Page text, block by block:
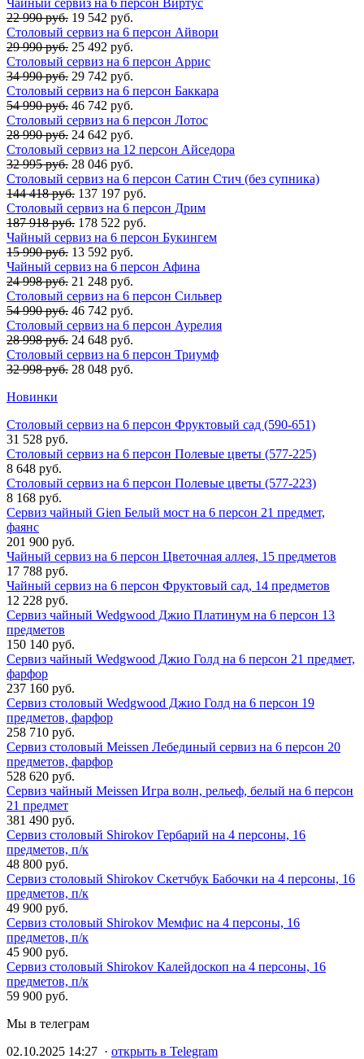
Чайный сервиз на 6 персон Виртус
22 990 руб. 19 542 руб.
Столовый сервиз на 6 персон Айвори
29 990 руб. 25 492 руб.
Столовый сервиз на 6 персон Аррис
34 990 руб. 29 742 руб.
Столовый сервиз на 6 персон Баккара
54 990 руб. 46 742 руб.
Столовый сервиз на 6 персон Лотос
28 990 руб. 24 642 руб.
Столовый сервиз на 12 персон Айседора
32 995 руб. 28 046 руб.
Столовый сервиз на 6 персон Сатин Стич (без супника)
144 418 руб. 137 197 руб.
Столовый сервиз на 6 персон Дрим
187 918 руб. 178 522 руб.
Чайный сервиз на 6 персон Букингем
15 990 руб. 13 592 руб.
Чайный сервиз на 6 персон Афина
24 998 руб. 21 248 руб.
Столовый сервиз на 6 персон Сильвер
54 990 руб. 46 742 руб.
Столовый сервиз на 6 персон Аурелия
28 998 руб. 24 648 руб.
Столовый сервиз на 6 персон Триумф
32 998 руб. 28 048 руб.
Новинки
Столовый сервиз на 6 персон Фруктовый сад (590-651)
31 528 руб.
Столовый сервиз на 6 персон Полевые цветы (577-225)
8 648 руб.
Столовый сервиз на 6 персон Полевые цветы (577-223)
8 168 руб.
Сервиз чайный Gien Белый мост на 6 персон 21 предмет,
фаянс
201 900 руб.
Чайный сервиз на 6 персон Цветочная аллея, 15 предметов
17 788 руб.
Чайный сервиз на 6 персон Фруктовый сад, 14 предметов
12 228 руб.
Сервиз чайный Wedgwood Джио Платинум на 6 персон 13
предметов
150 140 руб.
Сервиз чайный Wedgwood Джио Голд на 6 персон 21 предмет,
фарфор
237 160 руб.
Сервиз столовый Wedgwood Джио Голд на 6 персон 19
предметов, фарфор
258 710 руб.
Сервиз столовый Meissen Лебединый сервиз на 6 персон 20
предметов, фарфор
528 620 руб.
Сервиз чайный Meissen Игра волн, рельеф, белый на 6 персон
21 предмет
381 490 руб.
Сервиз столовый Shirokov Гербарий на 4 персоны, 16
предметов, п/к
48 800 руб.
Сервиз столовый Shirokov Скетчбук Бабочки на 4 персоны, 16
предметов, п/к
49 900 руб.
Сервиз столовый Shirokov Мемфис на 4 персоны, 16
предметов, п/к
45 900 руб.
Сервиз столовый Shirokov Калейдоскоп на 4 персоны, 16
предметов, п/к
59 900 руб.
Мы в телеграм
02.10.2025 14:27 · открыть в Telegram